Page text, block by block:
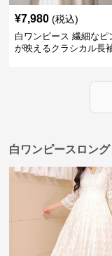
¥7,980 (税込)
白ワンピース 繊細なピ
が映えるクラシカル長
白ワンピースロン